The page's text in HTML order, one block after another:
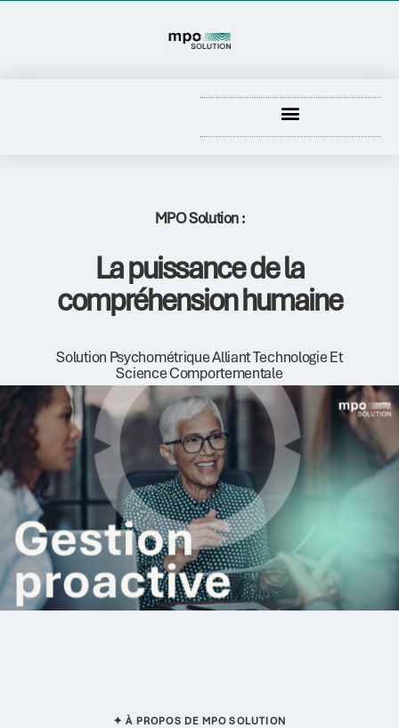
MPO Solution :
La puissance de la
compréhension humaine
Solution Psychométrique Alliant Technologie Et
Science Comportementale
✦ À PROPOS DE MPO SOLUTION